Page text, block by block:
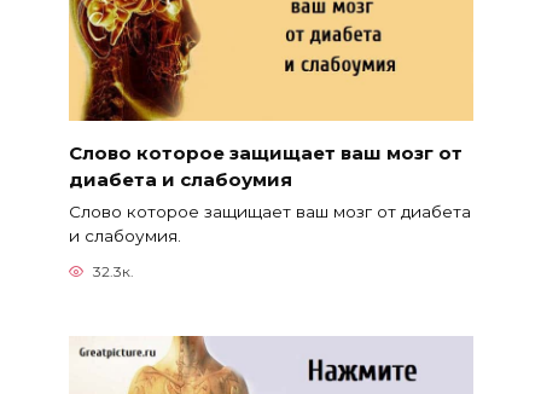
Слово которое защищает ваш мозг от
диабета и слабоумия
Слово которое защищает ваш мозг от диабета
и слабоумия.
32.3к.